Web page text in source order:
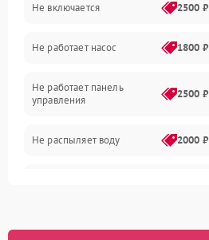
Нагрев
Вода
Гигиена
Программное обеспечение
Не включается 2500 ₽
Не работает насос 1800 ₽
Не работает панель
управления
2500 ₽
Не распыляет воду 2000 ₽
Проблемы с набором